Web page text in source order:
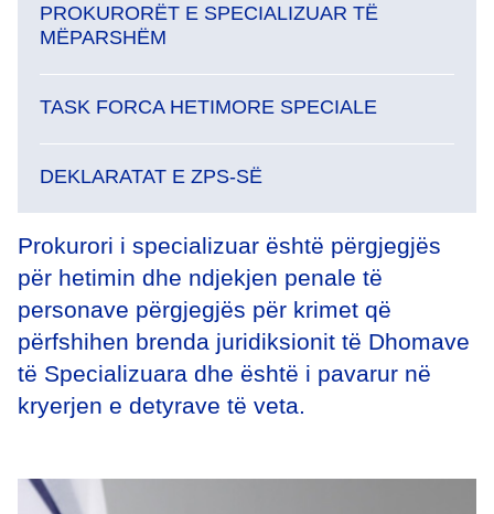
Prokurori i specializuar është përgjegjës
për hetimin dhe ndjekjen penale të
personave përgjegjës për krimet që
përfshihen brenda juridiksionit të Dhomave
të Specializuara dhe është i pavarur në
kryerjen e detyrave të veta.
PROKURORËT E SPECIALIZUAR TË
MËPARSHËM
TASK FORCA HETIMORE SPECIALE
DEKLARATAT E ZPS-SË